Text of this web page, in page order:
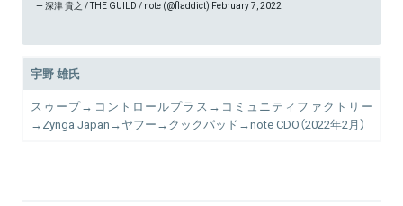
— 深津 貴之 / THE GUILD / note (@fladdict) February 7, 2022
宇野 雄氏
スゥープ→コントロールプラス→コミュニティファクトリー
→Zynga Japan→ヤフー→クックパッド→note CDO（2022年2月）